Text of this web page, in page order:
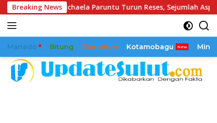
Langsung
ke
konten
Breaking News
Michaela Paruntu Turun Reses, Sejumlah Aspirasi Masyarakat
Manado Bitung Tomohon Kotamobagu